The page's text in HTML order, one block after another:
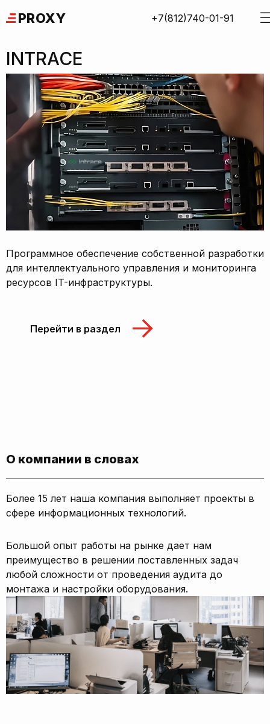
to
PROXY +7(812)740-01-91
INTRACE
Программное обеспечение собственной разработки
для интеллектуального управления и мониторинга
ресурсов IT-инфраструктуры.
Перейти в раздел
О компании в словах
Более 15 лет наша компания выполняет проекты в
сфере информационных технологий.
Большой опыт работы на рынке дает нам
преимущество в решении поставленных задач
любой сложности от проведения аудита до
монтажа и настройки оборудования.